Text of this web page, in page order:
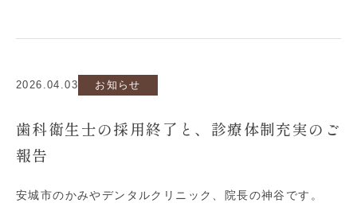
2026.04.03 お知らせ
歯科衛生士の採用終了と、診療体制充実のご
報告
安城市のかみやデンタルクリニック、院長の神谷です。